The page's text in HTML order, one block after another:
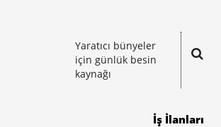
Yaratıcı bünyeler
için günlük besin
kaynağı
İş İlanları